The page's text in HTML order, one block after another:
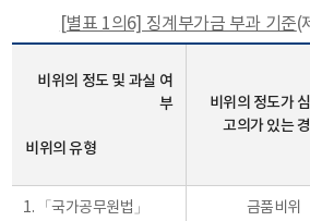
[별표 1의6] 징계부가금 부과 기준(
비위의 정도 및 과실 여
부
비위의 유형
비위의 정도가
고의가 있는
1. 「국가공무원법」
금품비위